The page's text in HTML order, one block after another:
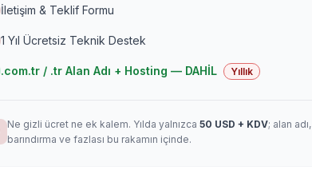
İletişim & Teklif Formu
1 Yıl Ücretsiz Teknik Destek
.com.tr / .tr Alan Adı + Hosting — DAHİL Yıllık
Ne gizli ücret ne ek kalem. Yılda yalnızca 50 USD + KDV; alan adı,
barındırma ve fazlası bu rakamın içinde.